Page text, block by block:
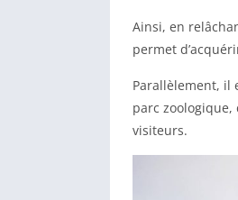
Ainsi, en
permet
Parallèlement, il
parc
visiteurs.